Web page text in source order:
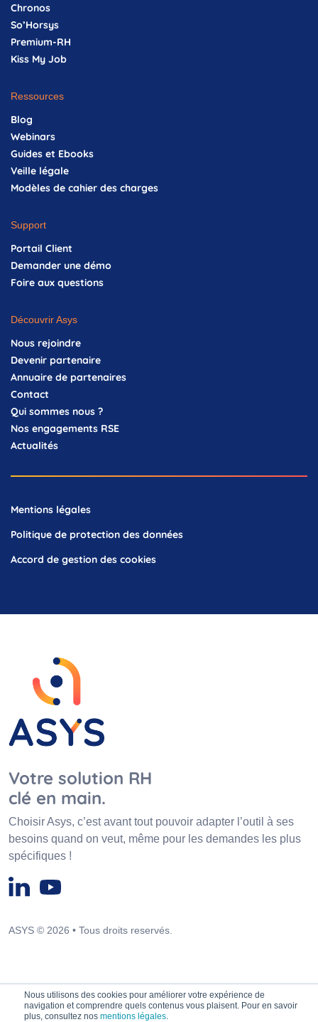
Nous utilisons des cookies pour améliorer votre expérience de
navigation et comprendre quels contenus vous plaisent. Pour en savoir
plus, consultez nos mentions légales.
Chronos
So’Horsys
Premium-RH
Kiss My Job
Ressources
Blog
Webinars
Guides et Ebooks
Veille légale
Modèles de cahier des charges
Support
Portail Client
Demander une démo
Foire aux questions
Découvrir Asys
Nous rejoindre
Devenir partenaire
Annuaire de partenaires
Contact
Qui sommes nous ?
Nos engagements RSE
Actualités
Mentions légales
Politique de protection des données
Accord de gestion des cookies
Votre solution RH
clé en main.
Choisir Asys, c’est avant tout pouvoir adapter l’outil à ses
besoins quand on veut, même pour les demandes les plus
spécifiques !
ASYS © 2026 • Tous droits reservés.